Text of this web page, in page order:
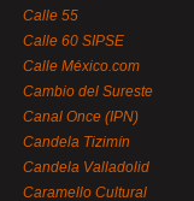
Calle 55
Calle 60 SIPSE
Calle México.com
Cambio del Sureste
Canal Once (IPN)
Candela Tizimín
Candela Valladolid
Caramello Cultural